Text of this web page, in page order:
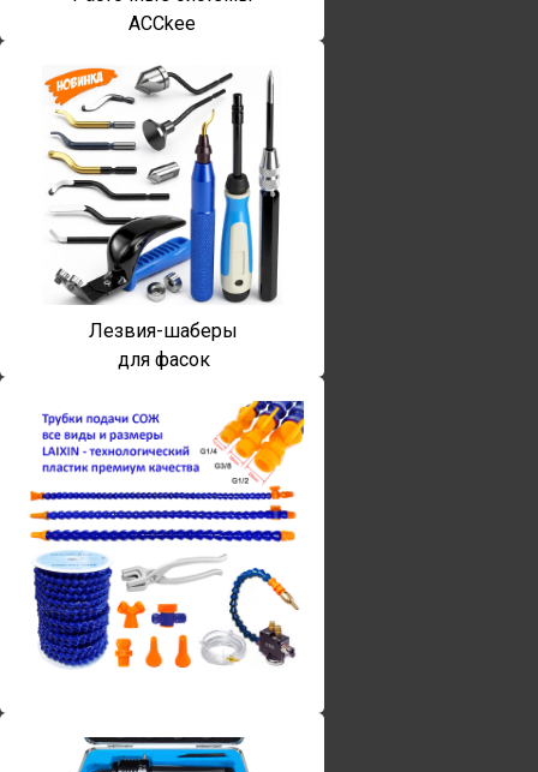
ACCkee
Лезвия-шаберы
для фасок
Винты torx